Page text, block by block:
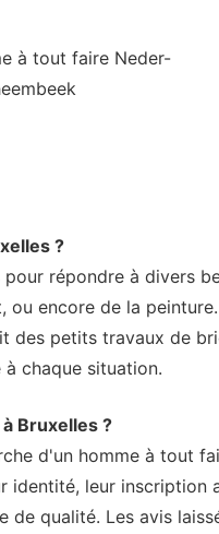
à tout faire Neder-
?
répondre à divers
encore de la
petits travaux de
chaque situation.
Bruxelles ?
d'un homme à tout
leur inscription
de qualité. Les avis